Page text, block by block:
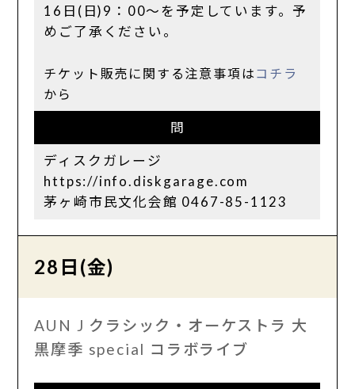
16日(日)9：00～を予定しています。予
めご了承ください。
チケット販売に関する注意事項は コチラ
から
問
ディスクガレージ
https://info.diskgarage.com
茅ヶ崎市民文化会館 0467-85-1123
28日(金)
AUN J クラシック・オーケストラ 大
黒摩季 special コラボライブ